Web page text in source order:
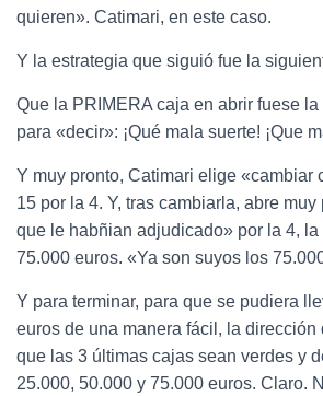
quieren». Catimari, en este caso.
Y la estrategia que siguió fue la
Que la PRIMERA caja en abrir fuese
para «decir»: ¡Qué mala suerte! ¡Que
Y muy pronto, Catimari elige «cambiar
15 por la 4. Y, tras cambiarla, abre muy
que le habñian adjudicado» por la 4,
75.000 euros. «Ya son suyos los
Y para terminar, para que se pudiera
euros de una manera fácil, la dirección
que las 3 últimas cajas sean verdes y
25.000, 50.000 y 75.000 euros. Claro.